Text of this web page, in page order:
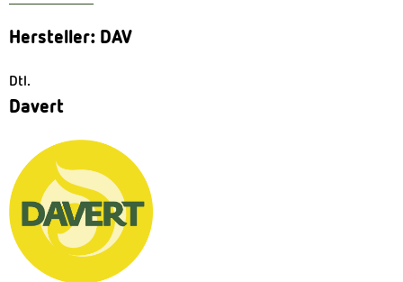
Hersteller: DAV
Dtl.
Davert